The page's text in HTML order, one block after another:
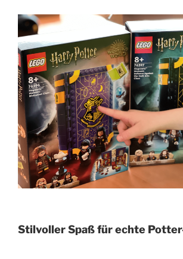
Stilvoller Spaß für echte